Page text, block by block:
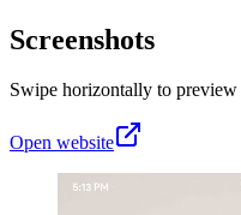
Screenshots
Swipe horizontally to preview
Open website